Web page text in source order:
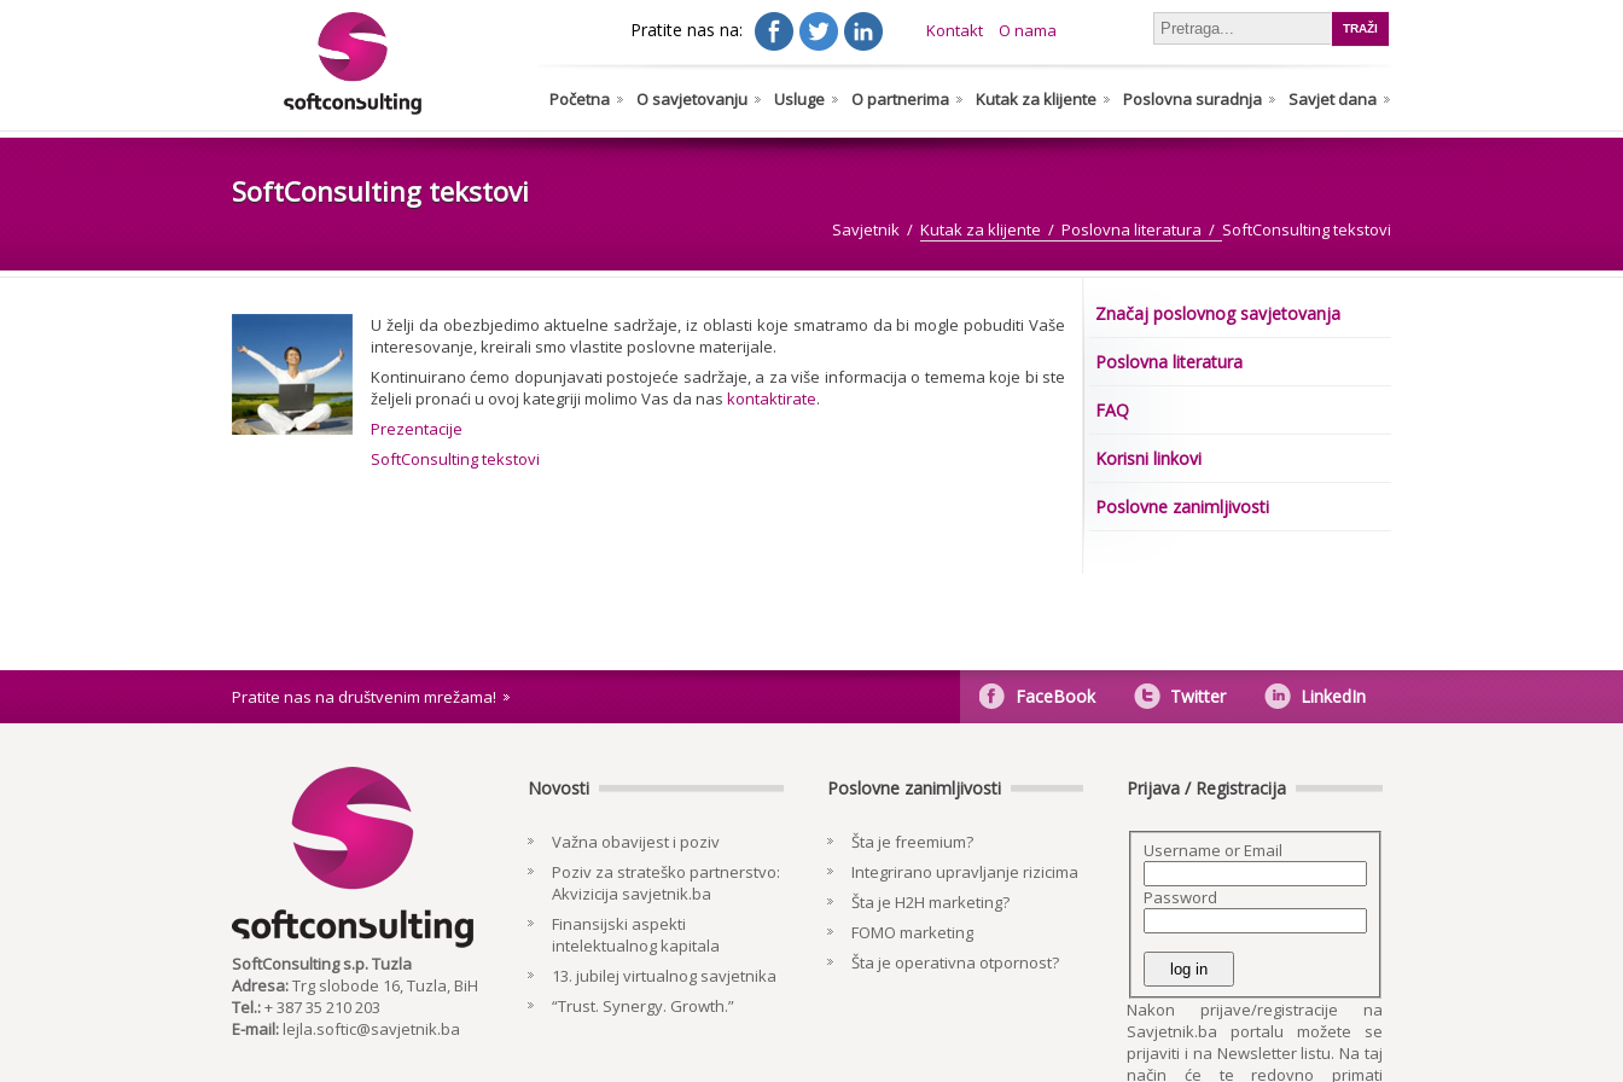
Pratite nas na: Kontakt O nama
Početna O savjetovanju Usluge O partnerima Kutak za klijente Poslovna suradnja Savjet dana
SoftConsulting tekstovi
Savjetnik Kutak za klijente Poslovna literatura SoftConsulting tekstovi
U želji da obezbjedimo aktuelne sadržaje, iz oblasti koje smatramo da bi mogle pobuditi Vaše
interesovanje, kreirali smo vlastite poslovne materijale.
Kontinuirano ćemo dopunjavati postojeće sadržaje, a za više informacija o temema koje bi ste
željeli pronaći u ovoj kategriji molimo Vas da nas kontaktirate.
Prezentacije
SoftConsulting tekstovi
Značaj poslovnog savjetovanja
Poslovna literatura
FAQ
Korisni linkovi
Poslovne zanimljivosti
Pratite nas na društvenim mrežama! FaceBook Twitter LinkedIn
SoftConsulting s.p. Tuzla
Adresa:Trg slobode 16, Tuzla, BiH
Tel.:+ 387 35 210 203
E-mail: lejla.softic@savjetnik.ba
Novosti
Važna obavijest i poziv
Poziv za strateško partnerstvo:
Akvizicija savjetnik.ba
Finansijski aspekti
intelektualnog kapitala
13. jubilej virtualnog savjetnika
“Trust. Synergy. Growth.”
Poslovne zanimljivosti
Šta je freemium?
Integrirano upravljanje rizicima
Šta je H2H marketing?
FOMO marketing
Šta je operativna otpornost?
Prijava / Registracija
Username or Email
Password
Nakon prijave/registracije na
Savjetnik.ba portalu možete se
prijaviti i na Newsletter listu. Na taj
način će te redovno primati